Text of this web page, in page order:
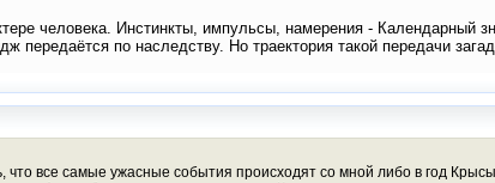
человека. Инстинкты, импульсы, намерения -
передаётся по наследству. Но траектория такой передачи
что все самые ужасные события происходят со мной либо в год